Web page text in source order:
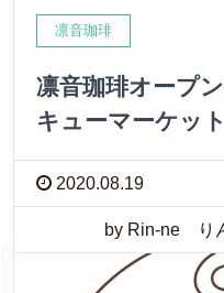
凛音珈琲
凛音珈琲オープ
キューマーケッ
2020.08.19
by Rin-ne り